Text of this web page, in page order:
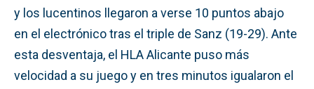
y los lucentinos llegaron a verse 10 puntos abajo
en el electrónico tras el triple de Sanz (19-29). Ante
esta desventaja, el HLA Alicante puso más
velocidad a su juego y en tres minutos igualaron el